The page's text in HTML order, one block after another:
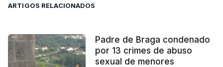
ARTIGOS RELACIONADOS
Padre de Braga condenado
por 13 crimes de abuso
sexual de menores